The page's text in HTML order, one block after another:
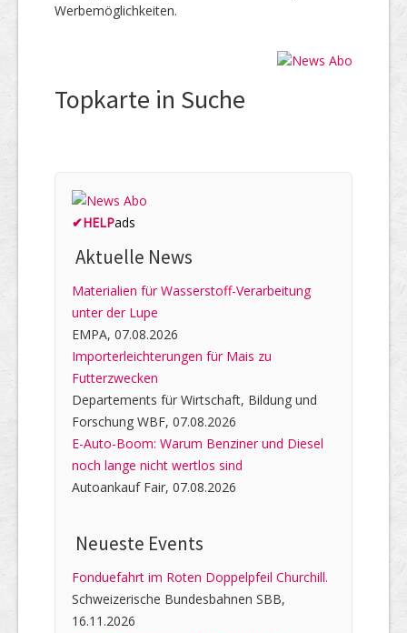
Werbemöglichkeiten.
Topkarte in Suche
✔HELPads
Aktuelle News
Materialien für Wasserstoff-Verarbeitung
unter der Lupe
EMPA, 07.08.2026
Importerleichterungen für Mais zu
Futterzwecken
Departements für Wirtschaft, Bildung und
Forschung WBF, 07.08.2026
E-Auto-Boom: Warum Benziner und Diesel
noch lange nicht wertlos sind
Autoankauf Fair, 07.08.2026
Neueste Events
Fonduefahrt im Roten Doppelpfeil Churchill.
Schweizerische Bundesbahnen SBB,
16.11.2026